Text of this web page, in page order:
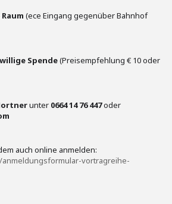
(ece Eingang gegenüber Bahnhof
Spende(Preisempfehlung € 10 oder
unter 0664 14 76 447oder
auch online anmelden:
vortragreihe-